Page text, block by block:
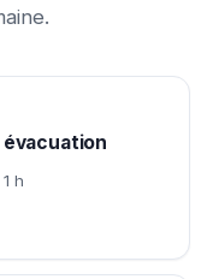
évacuation
1 h